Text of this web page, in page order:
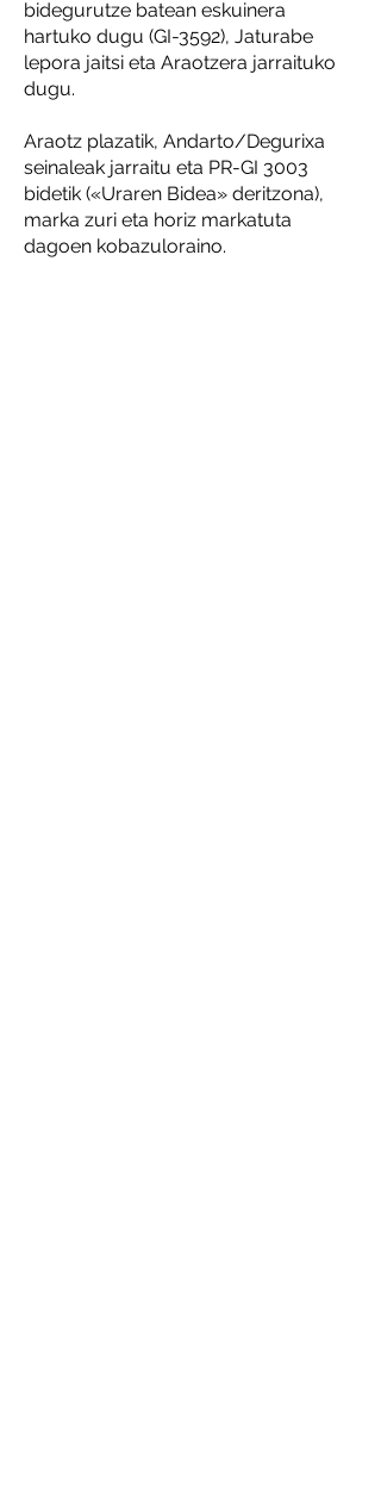
bidegurutze batean eskuinera
hartuko dugu (GI-3592), Jaturabe
lepora jaitsi eta Araotzera jarraituko
dugu.
Araotz plazatik, Andarto/Degurixa
seinaleak jarraitu eta PR-GI 3003
bidetik («Uraren Bidea» deritzona),
marka zuri eta horiz markatuta
dagoen kobazuloraino.